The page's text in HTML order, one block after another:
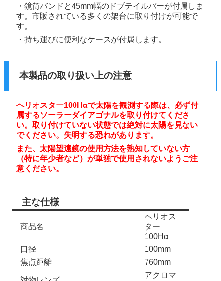
・鏡筒バンドと45mm幅のドブテイルバーが付属しま
す。市販されている多くの架台に取り付けが可能で
す。
・持ち運びに便利なケースが付属します。
本製品の取り扱い上の注意
ヘリオスター100Hαで太陽を観測する際は、必ず付
属するソーラーダイアゴナルを取り付けてくださ
い。取り付けていない状態では絶対に太陽を見ない
でください。失明する恐れがあります。
また、太陽望遠鏡の使用方法を熟知していない方
（特に年少者など）が単独で使用されないようご注
意ください。
主な仕様
商品名
ヘリオス
ター
100Hα
口径
100mm
焦点距離
760mm
アクロマ